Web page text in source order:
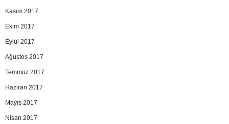
Kasım 2017
Ekim 2017
Eylül 2017
Ağustos 2017
Temmuz 2017
Haziran 2017
Mayıs 2017
Nisan 2017